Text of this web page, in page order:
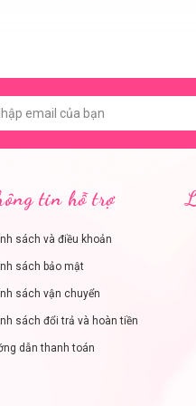
tin hỗ trợ
sách và điều khoản
sách bảo mật
sách vận chuyển
sách đổi trả và hoàn tiền
dẫn thanh toán